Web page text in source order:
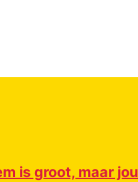
is groot, maar